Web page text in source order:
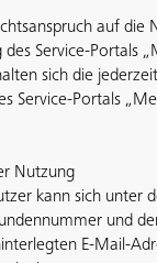
auf die
Service-Portals
sich die
Service-Portals
Nutzung
kann sich unter
und
E-Mail-